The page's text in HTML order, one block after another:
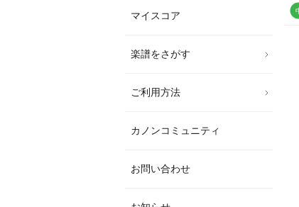
マイスコア
楽譜をさがす
ご利用方法
カノンコミュニティ
お問い合わせ